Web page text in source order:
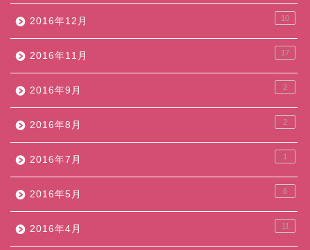
2016年12月 10
2016年11月 17
2016年9月 2
2016年8月 2
2016年7月 1
2016年5月 6
2016年4月 11